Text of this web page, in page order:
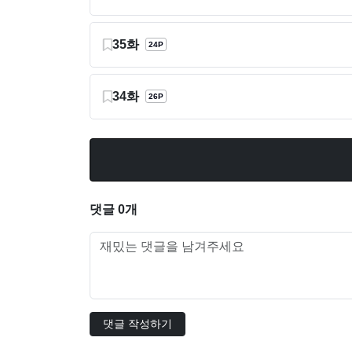
35화 24P
34화 26P
댓글 0개
댓글 작성하기